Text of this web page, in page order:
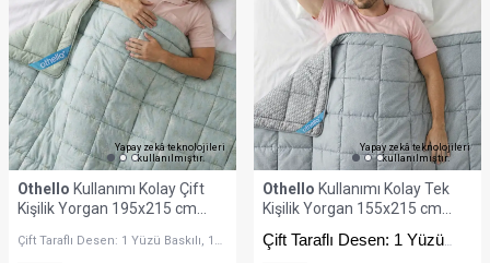
Yapay zekâ teknolojileri
kullanılmıştır.
Othello Kullanımı Kolay Çift
Kişilik Yorgan 195x215 cm
Çift Taraflı Desen: 1 Yüzü Baskılı, 1
Yapay zekâ teknolojileri
kullanılmıştır.
Othello Kullanımı Kolay Tek
Kişilik Yorgan 155x215 cm
Çift Taraflı Desen: 1 Yüzü